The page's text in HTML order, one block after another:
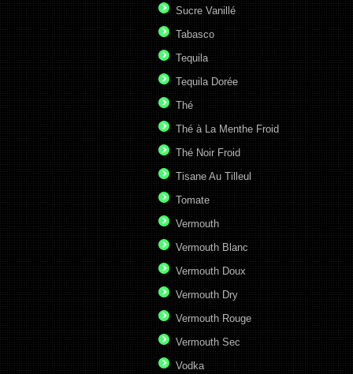
Sucre Vanillé
Tabasco
Tequila
Tequila Dorée
Thé
Thé à La Menthe Froid
Thé Noir Froid
Tisane Au Tilleul
Tomate
Vermouth
Vermouth Blanc
Vermouth Doux
Vermouth Dry
Vermouth Rouge
Vermouth Sec
Vodka